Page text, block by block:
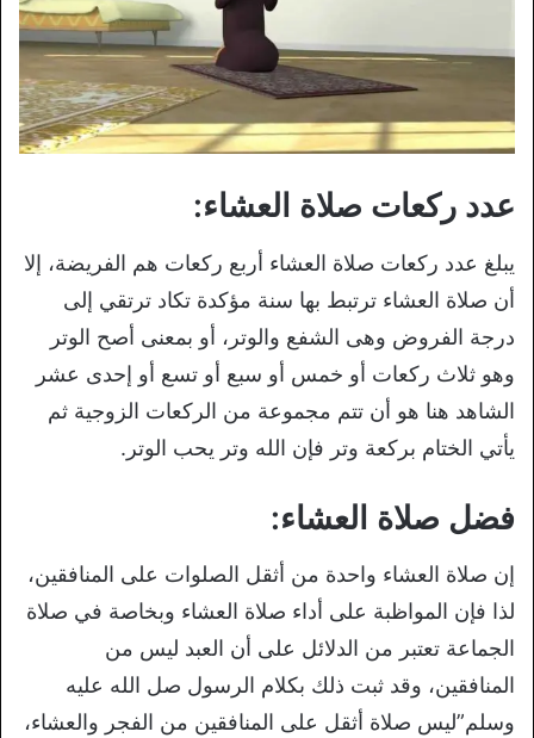
عدد ركعات صلاة العشاء:
يبلغ عدد ركعات صلاة العشاء أربع ركعات هم الفريضة، إلا
أن صلاة العشاء ترتبط بها سنة مؤكدة تكاد ترتقي إلى
درجة الفروض وهى الشفع والوتر، أو بمعنى أصح الوتر
وهو ثلاث ركعات أو خمس أو سبع أو تسع أو إحدى عشر
الشاهد هنا هو أن تتم مجموعة من الركعات الزوجية ثم
يأتي الختام بركعة وتر فإن الله وتر يحب الوتر.
فضل صلاة العشاء:
إن صلاة العشاء واحدة من أثقل الصلوات على المنافقين،
لذا فإن المواظبة على أداء صلاة العشاء وبخاصة في صلاة
الجماعة تعتبر من الدلائل على أن العبد ليس من
المنافقين، وقد ثبت ذلك بكلام الرسول صل الله عليه
وسلم”ليس صلاة أثقل على المنافقين من الفجر والعشاء،